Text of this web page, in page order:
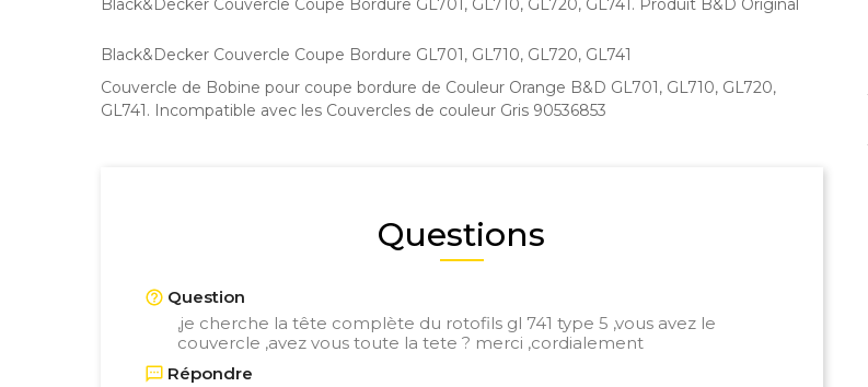
Black&Decker Couvercle Coupe Bordure GL701, GL710, GL720, GL741
Couvercle de Bobine pour coupe bordure de Couleur Orange B&D GL701, GL710, GL720,
GL741. Incompatible avec les Couvercles de couleur Gris 90536853
Questions
Question
,je cherche la tête complète du rotofils gl 741 type 5 ,vous avez le
couvercle ,avez vous toute la tete ? merci ,cordialement
Répondre